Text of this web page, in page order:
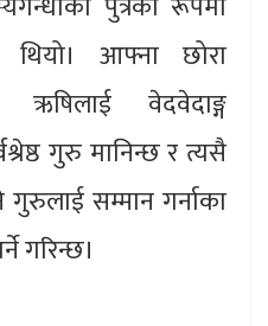
आफ्ना छोरा
वेदवेदाङ्ग
गुरु मानिन्छ र त्यसै
सम्मान गर्नाका
गरिन्छ।